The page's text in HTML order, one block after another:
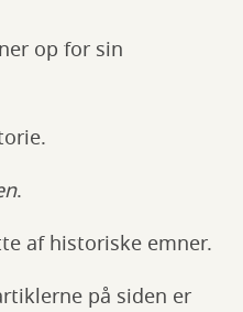
op for sin
.
af historiske emner.
på siden er